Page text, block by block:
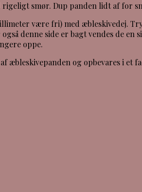
smør. Dup panden lidt af for
være fri) med æbleskivedej.
denne side er bagt vendes de
oppe.
æbleskivepanden og opbevares i